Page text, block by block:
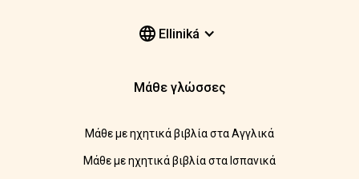
Elliniká
Μάθε γλώσσες
Μάθε με ηχητικά βιβλία στα Αγγλικά
Μάθε με ηχητικά βιβλία στα Ισπανικά